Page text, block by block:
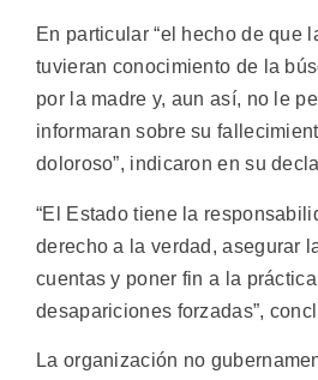
En particular “el hecho de que
tuvieran conocimiento de la
por la madre y, aun así, no le
informaran sobre su
doloroso”, indicaron en su
“El Estado tiene la
derecho a la verdad, asegurar
cuentas y poner fin a la
desapariciones forzadas”,
La organización no